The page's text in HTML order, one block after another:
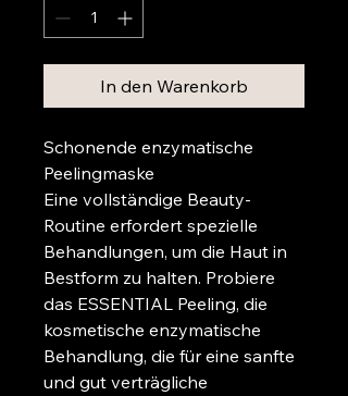
In den Warenkorb
Schonende enzymatische
Peelingmaske
Eine vollständige Beauty-
Routine erfordert spezielle
Behandlungen, um die Haut in
Bestform zu halten. Probiere
das ESSENTIAL Peeling, die
kosmetische enzymatische
Behandlung, die für eine sanfte
und gut verträgliche